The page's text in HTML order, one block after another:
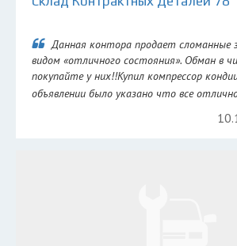
Данная контора продает сломанные
видом «отличного состояния». Обман в
покупайте у них!!Купил компрессор
объявлении было указано что все